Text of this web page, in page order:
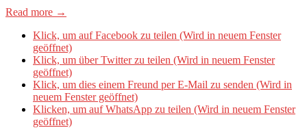
Read more →
Klick, um auf Facebook zu teilen (Wird in neuem Fenster
geöffnet)
Klick, um über Twitter zu teilen (Wird in neuem Fenster
geöffnet)
Klick, um dies einem Freund per E-Mail zu senden (Wird in
neuem Fenster geöffnet)
Klicken, um auf WhatsApp zu teilen (Wird in neuem Fenster
geöffnet)